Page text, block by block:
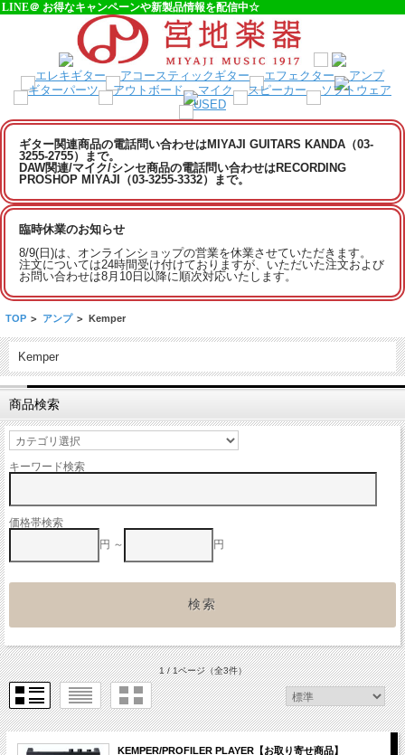
LINE＠ お得なキャンペーンや新製品情報を配信中☆
ギター関連商品の電話問い合わせはMIYAJI GUITARS KANDA（03-
3255-2755）まで。
DAW関連/マイク/シンセ商品の電話問い合わせはRECORDING
PROSHOP MIYAJI（03-3255-3332）まで。
臨時休業のお知らせ
8/9(日)は、オンラインショップの営業を休業させていただきます。
注文については24時間受け付けておりますが、いただいた注文および
お問い合わせは8月10日以降に順次対応いたします。
TOP > アンプ > Kemper
Kemper
商品検索
キーワード検索
価格帯検索
円 ～
円
1 / 1ページ（全3件）
KEMPER/PROFILER PLAYER【お取り寄せ商品】